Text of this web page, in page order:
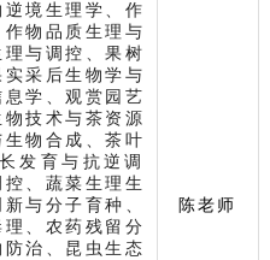
境生理学、作
物品质生理与
与调控、果树
采后生物学与
学、观赏园艺
技术与茶资源
物合成、茶叶
发育与抗逆调
、蔬菜生理生
与分子育种、
、农药残留分
治、昆虫生态
陈老师